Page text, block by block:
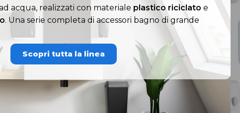
acqua, realizzati con materiale plastico riciclato e
. Una serie completa di accessori bagno di grande
Scopri tutta la linea